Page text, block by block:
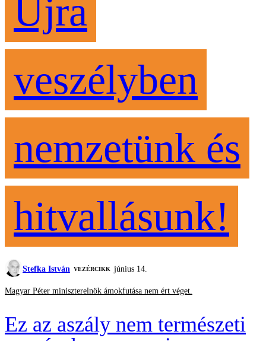
Újra
veszélyben
nemzetünk és
hitvallásunk!
Stefka István VEZÉRCIKK június 14.
Magyar Péter miniszterelnök ámokfutása nem ért véget.
Ez az aszály nem természeti